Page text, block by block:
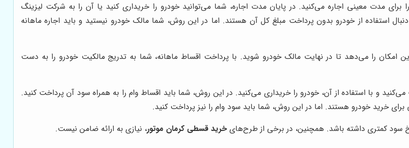
مدت معینی اجاره می‌کنید. در پایان مدت اجاره، شما می‌توانید خودرو را خریداری کنید یا آن را به شرکت لیزینگ
استفاده از خودرو بدون پرداخت مبلغ کل آن هستند. اما در این روش، شما مالک خودرو نیستید و باید اجاره ماهانه
امکان را می‌دهد تا در نهایت مالک خودرو شوید. با پرداخت اقساط ماهانه، شما به تدریج مالکیت خودرو را به دست
و با استفاده از آن، خودرو را خریداری می‌کنید. در این روش، شما باید اقساط وام را به همراه سود آن پرداخت کنید.
برای خرید خودرو هستند. اما در این روش، شما باید سود وام را نیز پرداخت کنید.
سود کمتری داشته باشد. همچنین، در برخی از طرح‌های خرید قسطی کرمان موتور، نیازی به ارائه ضامن نیست.